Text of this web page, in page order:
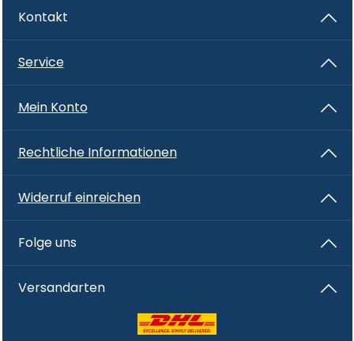
Kontakt
Service
Mein Konto
Rechtliche Informationen
Widerruf einreichen
Folge uns
Versandarten